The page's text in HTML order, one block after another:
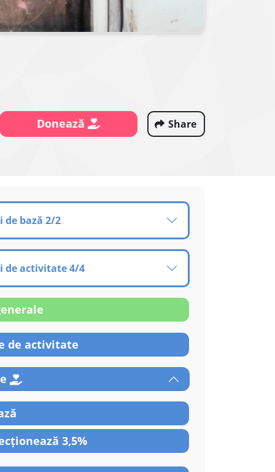
Donează Share
de bază 2/2
de activitate 4/4
de activitate
3,5%